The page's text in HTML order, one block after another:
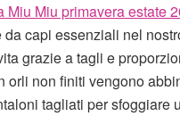
Miu Miu primavera estate
da capi essenziali nel
grazie a tagli e
orli non finiti vengono
tagliati per sfoggiare